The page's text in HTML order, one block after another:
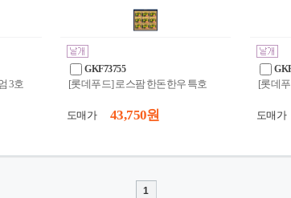
3호
GKF73755
[롯데푸드] 로스팜 한돈한우 특호
도매가 43,750 원
[롯데
도매가
1